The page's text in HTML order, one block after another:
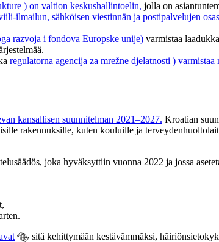
) on valtion keskushallintoelin, jolla on
ilmailun, sähköisen viestinnän ja postipalvelujen
razvoja i fondova Europske unije) varmistaa
regulatorna agencija za mrežne djelatnosti )
kansallisen suunnitelman 2021–2027. Kroatian
rakennuksille, kuten kouluille ja
joka hyväksyttiin vuonna 2022 ja jossa
sitä kehittymään kestävämmäksi,